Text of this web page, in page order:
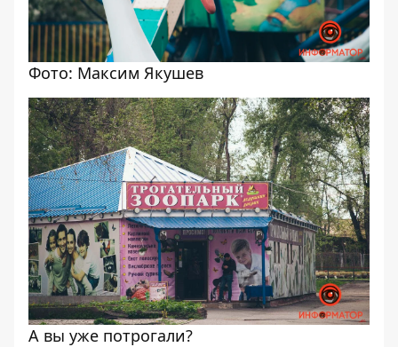
Фото: Максим Якушев
А вы уже потрогали?